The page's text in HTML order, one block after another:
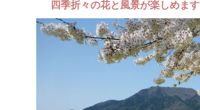
四季折々の花と風景が楽しめます